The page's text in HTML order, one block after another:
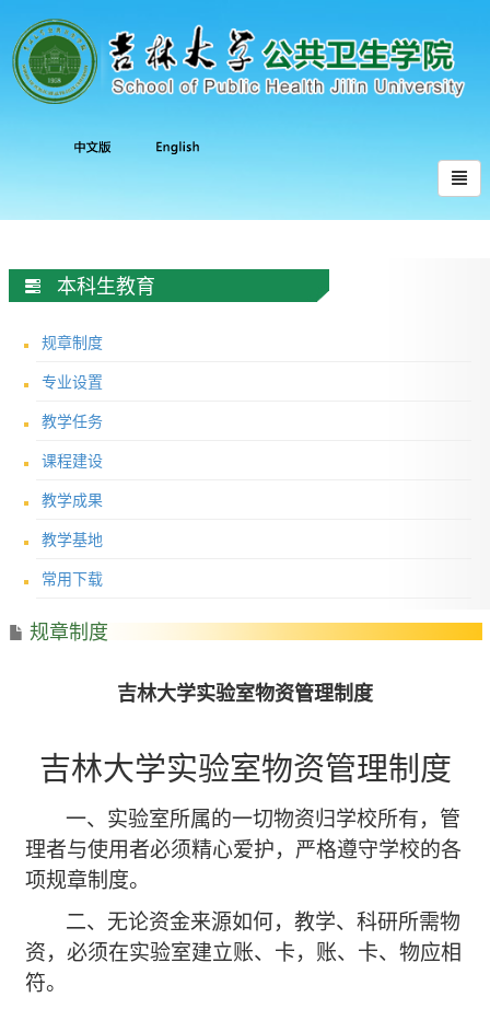
本科生教育
规章制度
专业设置
教学任务
课程建设
教学成果
教学基地
常用下载
规章制度
吉林大学实验室物资管理制度
吉林大学实验室物资管理制度
一、实验室所属的一切物资归学校所有，管
理者与使用者必须精心爱护，严格遵守学校的各
项规章制度。
二、无论资金来源如何，教学、科研所需物
资，必须在实验室建立账、卡，账、卡、物应相
符。